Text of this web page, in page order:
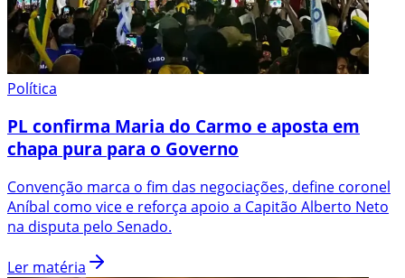
Política
PL confirma Maria do Carmo e aposta em
chapa pura para o Governo
Convenção marca o fim das negociações, define coronel
Aníbal como vice e reforça apoio a Capitão Alberto Neto
na disputa pelo Senado.
Ler matéria